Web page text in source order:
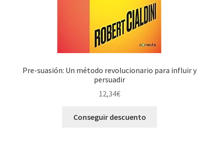
Pre-suasión: Un método revolucionario para influir y
persuadir
12,34€
Conseguir descuento